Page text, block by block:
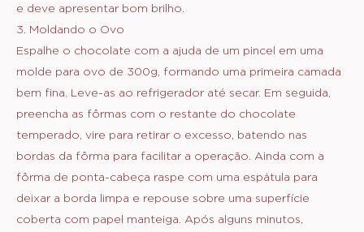
e deve apresentar bom brilho.
3. Moldando o Ovo
Espalhe o chocolate com a ajuda de um pincel em uma
molde para ovo de 300g, formando uma primeira camada
bem fina. Leve-as ao refrigerador até secar. Em seguida,
preencha as fôrmas com o restante do chocolate
temperado, vire para retirar o excesso, batendo nas
bordas da fôrma para facilitar a operação. Ainda com a
fôrma de ponta-cabeça raspe com uma espátula para
deixar a borda limpa e repouse sobre uma superfície
coberta com papel manteiga. Após alguns minutos,